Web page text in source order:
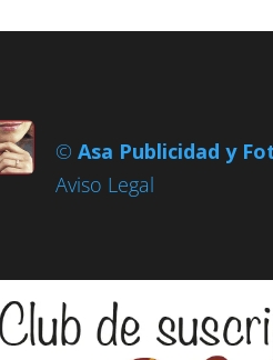
©Asa Publicidad y
Aviso Legal